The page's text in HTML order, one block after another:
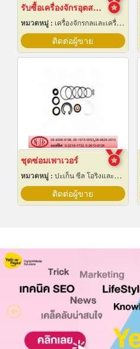
รับซื้อเครื่องจักรอุตสาหกรรมมือสอง
หมวดหมู่ : เครื่องจักรกลและเครื่องมือกล
ติดต่อผู้ขาย
ชุดซ่อมเพาเวอร์
หมวดหมู่ : ปะเก็น ซีล โอริงและออยซีล
ติดต่อผู้ขาย